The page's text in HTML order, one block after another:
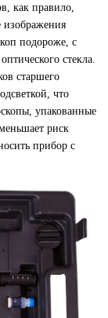
как правило,
изображения
подороже, с
стекла.
старшего
что
упакованные
риск
прибор с